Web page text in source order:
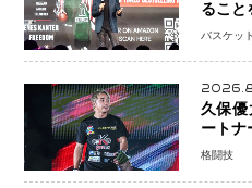
ること
ーが
バスケット
久保
ートナ
生活を
格闘技